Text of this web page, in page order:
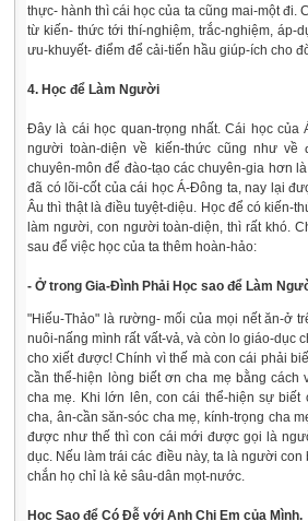
thực- hành thì cái học của ta cũng mai-một đi.
từ kiến- thức tới thí-nghiệm, trắc-nghiệm, áp-
ưu-khuyết- điểm để cải-tiến hầu giúp-ích cho
4. Học để Làm Người
Đây là cái học quan-trọng nhất. Cái học của
người toàn-diện về kiến-thức cũng như về
chuyên-môn để đào-tạo các chuyên-gia hơn
đã có lõi-cốt của cái học Á-Đông ta, nay lại
Âu thì thật là điều tuyệt-diệu. Học để có kiến-
làm người, con người toàn-diện, thì rất khó.
sau để việc học của ta thêm hoàn-hảo:
- Ở trong Gia-Đình Phải Học sao để Làm
"Hiếu-Thảo" là rường- mối của mọi nết ăn-ở
nuôi-nấng mình rất vất-vả, và còn lo giáo-dục
cho xiết được! Chính vì thế mà con cái phải
cần thể-hiện lòng biết ơn cha mẹ bằng cách
cha mẹ. Khi lớn lên, con cái thể-hiện sự
cha, ân-cần săn-sóc cha mẹ, kính-trọng cha
được như thế thì con cái mới được gọi là
dục. Nếu làm trái các điều này, ta là người
chắn họ chỉ là kẻ sâu-dân mọt-nước.
Học Sao để Có Đễ với Anh Chị Em của Mình.